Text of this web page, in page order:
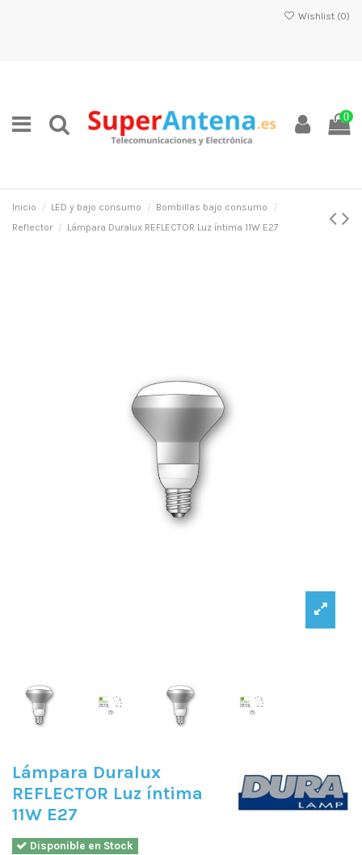
Wishlist (0)
0
Inicio LED y bajo consumo
Bombillas bajo consumo
Reflector
Lámpara Duralux REFLECTOR Luz íntima 11W E27
Lámpara Duralux
REFLECTOR Luz íntima
11W E27
Disponible en Stock